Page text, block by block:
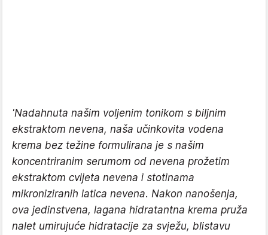
'Nadahnuta našim voljenim tonikom s biljnim
ekstraktom nevena, naša učinkovita vodena
krema bez težine formulirana je s našim
koncentriranim serumom od nevena prožetim
ekstraktom cvijeta nevena i stotinama
mikroniziranih latica nevena. Nakon nanošenja,
ova jedinstvena, lagana hidratantna krema pruža
nalet umirujuće hidratacije za svježu, blistavu